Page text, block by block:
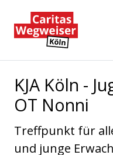
Zur Startseite
KJA Köln -
OT Nonni
Treffpunkt für
und junge